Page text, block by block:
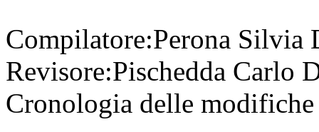
Compilatore:Perona Silvia
Revisore:Pischedda Carlo
Cronologia delle